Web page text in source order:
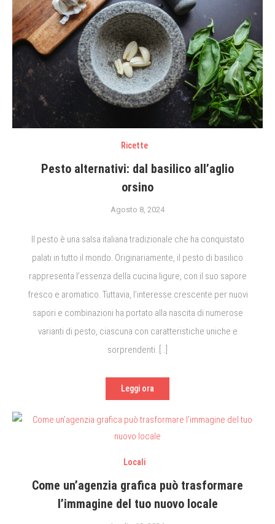
Ricette
Pesto alternativi: dal basilico all’aglio
orsino
Agosto 8, 2024
Il pesto è una salsa italiana tradizionale che ha conquistato
palati in tutto il mondo. Originariamente, il pesto di basilico
rappresenta l’essenza della cucina ligure, con il suo sapore
fresco e aromatico. Tuttavia, l’interesse crescente per nuovi
sapori e combinazioni ha portato alla nascita di numerose
varianti di pesto, ciascuna con caratteristiche uniche e
sorprendenti. […]
Leggi ora
Locali
Come un’agenzia grafica può trasformare
l’immagine del tuo nuovo locale